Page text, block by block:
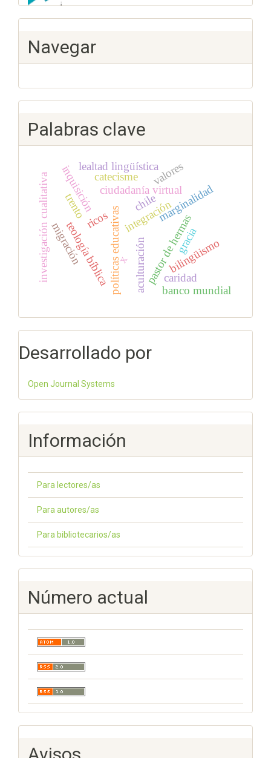
Navegar
Palabras clave
x
políticas educativas pastor de hermas
marginalidad
integración
ricos
ciudadanía virtual
teología bíblica
banco mundial
migración aculturación bilingüismo
gracia
inquisición
caridad
chile
valores
investigación cualitativa
lealtad lingüística
catecisme
trento
Desarrollado por
Open Journal Systems
Información
Para lectores/as
Para autores/as
Para bibliotecarios/as
Número actual